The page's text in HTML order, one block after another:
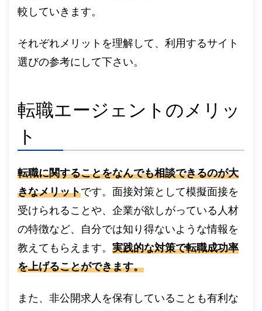
較していきます。
それぞれメリットを理解して、利用するサイト
選びの参考にして下さい。
転職エージェントのメリッ
ト
転職に関することをなんでも相談できるのが大
きなメリットです。面接対策として模擬面接を
受けられることや、企業が欲しがっている人材
の特徴など、自分では知り得ないような情報を
教えてもらえます。 実践的な対策で転職成功率
を上げることができます。
また、非公開求人を保有していることも有利な